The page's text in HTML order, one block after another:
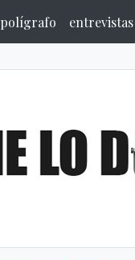
polígrafo entrevistas